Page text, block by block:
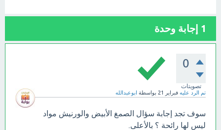
1 إجابة وحدة
0
تصويتات
تم الرد عليه فبراير 21 بواسطة ابوعبدالله
سوف تجد إجابة سؤال الصمغ الأبيض والورنيش مواد
ليس لها رائحة ؟ بالأعلى.